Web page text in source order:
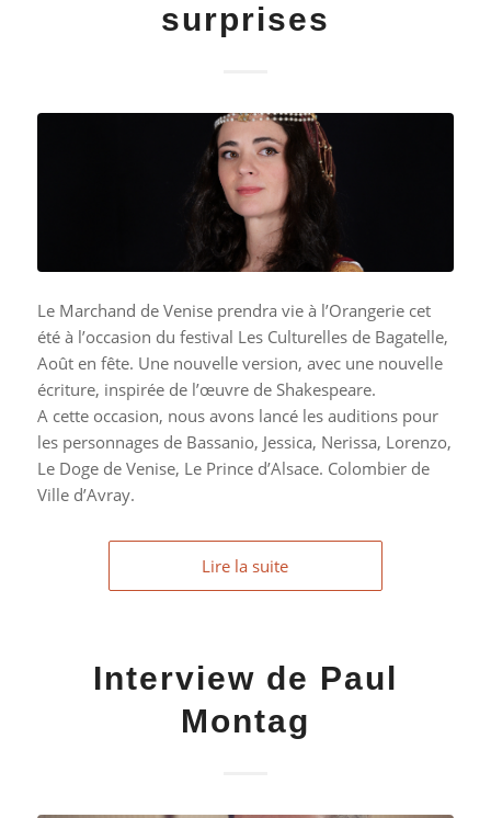
surprises
Le Marchand de Venise prendra vie à l’Orangerie cet
été à l’occasion du festival Les Culturelles de Bagatelle,
Août en fête. Une nouvelle version, avec une nouvelle
écriture, inspirée de l’œuvre de Shakespeare.
A cette occasion, nous avons lancé les auditions pour
les personnages de Bassanio, Jessica, Nerissa, Lorenzo,
Le Doge de Venise, Le Prince d’Alsace. Colombier de
Ville d’Avray.
Lire la suite
Interview de Paul
Montag